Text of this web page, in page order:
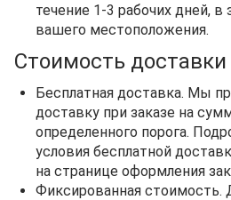
течение 1-3 рабочих дней, в
вашего местоположения.
Стоимость доставки
Бесплатная доставка. Мы
доставку при заказе на
определенного порога.
условия бесплатной
на странице оформления
Фиксированная стоимость.